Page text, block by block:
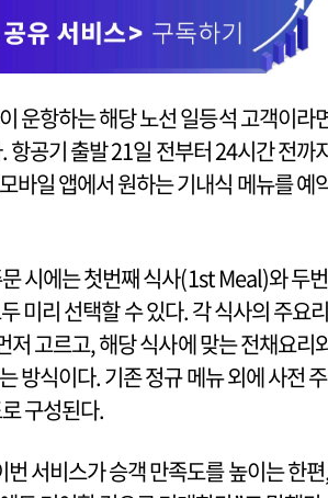
운항하는 해당 노선 일등석 고객이라
항공기 출발 21일 전부터 24시간 전까
바일 앱에서 원하는 기내식 메뉴를 예
시에는 첫번째 식사(1st Meal)와 두번
미리 선택할 수 있다. 각 식사의 주요리
고르고, 해당 식사에 맞는 전채요리
방식이다. 기존 정규 메뉴 외에 사전 주
구성된다.
서비스가 승객 만족도를 높이는 한